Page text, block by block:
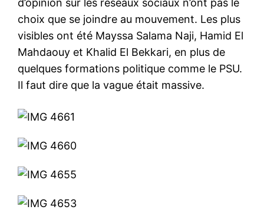
Mon compte
Tunisie : l’UGTT décrète une
grève générale dans le
Le secrétaire général de la
l'Union générale tunisienne
du travail (UGTT),
annoncé jeudi soir 20
commission administrative
nationale a décrété une
20 September 2018
d’opinion sur les réseaux sociaux n’ont pas le
choix que se joindre au mouvement. Les plus
visibles ont été Mayssa Salama Naji, Hamid El
Mahdaouy et Khalid El Bekkari, en plus de
quelques formations politique comme le PSU.
Il faut dire que la vague était massive.